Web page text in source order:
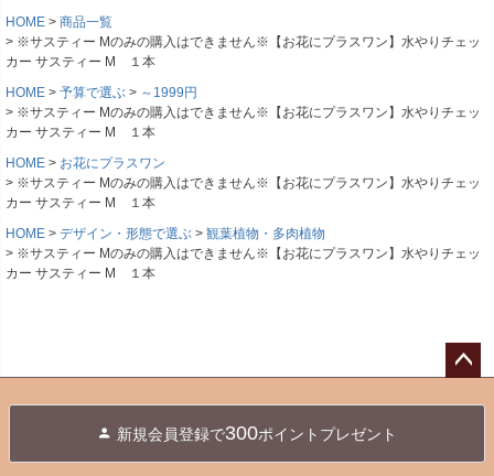
HOME
商品一覧
※サスティー Mのみの購入はできません※【お花にプラスワン】水やりチェッ
カー サスティー M １本
HOME
予算で選ぶ
～1999円
※サスティー Mのみの購入はできません※【お花にプラスワン】水やりチェッ
カー サスティー M １本
HOME
お花にプラスワン
※サスティー Mのみの購入はできません※【お花にプラスワン】水やりチェッ
カー サスティー M １本
HOME
デザイン・形態で選ぶ
観葉植物・多肉植物
※サスティー Mのみの購入はできません※【お花にプラスワン】水やりチェッ
カー サスティー M １本
へ
新規会員登録で300ポイントプレゼント